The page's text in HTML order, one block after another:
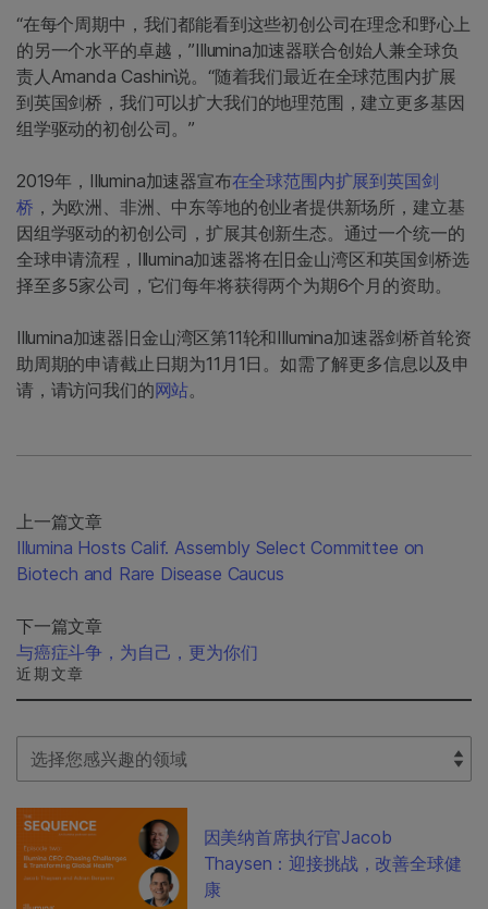
“在每个周期中，我们都能看到这些初创公司在理念和野心上
的另一个水平的卓越，”Illumina加速器联合创始人兼全球负
责人Amanda Cashin说。“随着我们最近在全球范围内扩展
到英国剑桥，我们可以扩大我们的地理范围，建立更多基因
组学驱动的初创公司。”
2019年，Illumina加速器宣布在全球范围内扩展到英国剑
桥 ，为欧洲、非洲、中东等地的创业者提供新场所，建立基
因组学驱动的初创公司，扩展其创新生态。通过一个统一的
全球申请流程，Illumina加速器将在旧金山湾区和英国剑桥选
择至多5家公司，它们每年将获得两个为期6个月的资助。
Illumina加速器旧金山湾区第11轮和Illumina加速器剑桥首轮资
助周期的申请截止日期为11月1日。如需了解更多信息以及申
请，请访问我们的网站。
上一篇文章
Illumina Hosts Calif. Assembly Select Committee on
Biotech and Rare Disease Caucus
下一篇文章
与癌症斗争，为自己，更为你们
近期文章
Select Filter
因美纳首席执行官Jacob
Thaysen：迎接挑战，改善全球健
康